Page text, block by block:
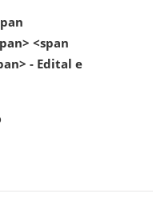
<span
- Edital e